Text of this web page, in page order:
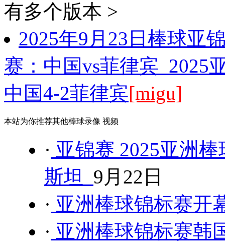
有多个版本 >
2025年9月23日棒球亚
赛：中国vs菲律宾 2025
中国4-2菲律宾[migu]
本站为你推荐其他棒球录像 视频
· 亚锦赛 2025亚洲
斯坦 9月22日
· 亚洲棒球锦标赛
· 亚洲棒球锦标赛韩